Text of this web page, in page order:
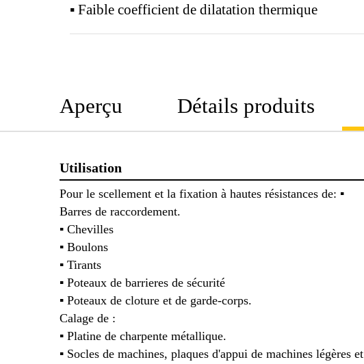
▪ Faible coefficient de dilatation thermique
Aperçu Détails produits
Utilisation
Pour le scellement et la fixation à hautes résistances de: ▪
Barres de raccordement.
▪ Chevilles
▪ Boulons
▪ Tirants
▪ Poteaux de barrieres de sécurité
▪ Poteaux de cloture et de garde-corps.
Calage de :
▪ Platine de charpente métallique.
▪ Socles de machines, plaques d'appui de machines légères et